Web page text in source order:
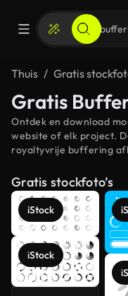
Thuis Gratis
Gratis
Ontdek en download
website of elk project.
royaltyvrije buffering
Gratis stockfoto’s
iStock
iStock